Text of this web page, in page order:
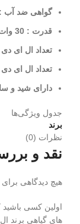
گواهی ضد آب :ip68
قدرت : 30 وات
تعداد ال ای دی
تعداد ال ای دی
دارای شید و
جدول ویژگی‌ها
برند
نظرات (0)
نقد و
هیچ دیدگاهی
اولین کسی